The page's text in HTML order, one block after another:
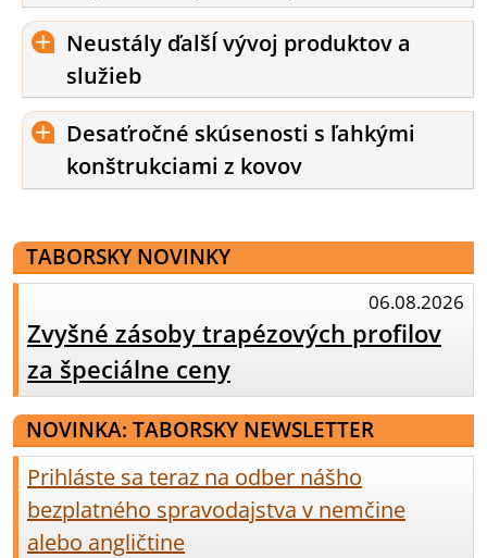
Neustály ďalšÍ vývoj produktov a
služieb
Desaťročné skúsenosti s ľahkými
konštrukciami z kovov
TABORSKY NOVINKY
06.08.2026
Zvyšné zásoby trapézových profilov
za špeciálne ceny
NOVINKA: TABORSKY NEWSLETTER
Prihláste sa teraz na odber nášho
bezplatného spravodajstva v nemčine
alebo angličtine